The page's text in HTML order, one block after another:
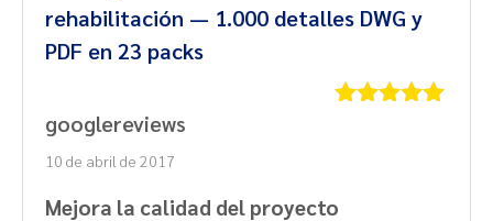
rehabilitación — 1.000 detalles DWG y
PDF en 23 packs
googlereviews
10 de abril de 2017
Mejora la calidad del proyecto